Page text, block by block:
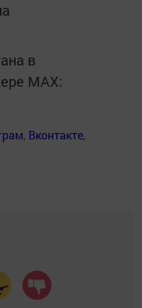
в
MАХ:
, Вконтакте,